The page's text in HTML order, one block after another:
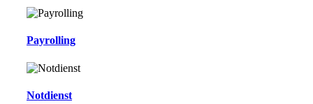
Payrolling
Notdienst